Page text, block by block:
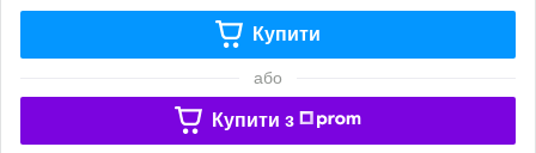
Купити
або
Купити з